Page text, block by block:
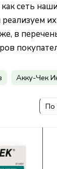
как сеть
в
Акку-Чек